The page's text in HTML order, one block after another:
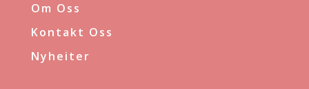
Om Oss
Kontakt Oss
Nyheiter